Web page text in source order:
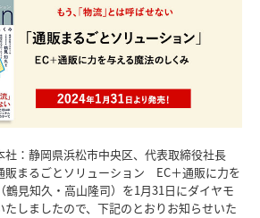
社：静岡県浜松市中央区、代表取締役社長
販まるごとソリューション EC＋通販に力を
見知久・高山隆司）を1月31日にダイヤモ
たしましたので、下記のとおりお知らせいた